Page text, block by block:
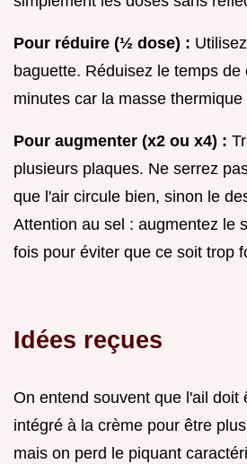
Pour réduire (½ dose) :
baguette. Réduisez le temps de
minutes car la masse
Pour augmenter (x2 ou x4) :
plusieurs plaques. Ne serrez
que l'air circule bien, sinon le
Attention au sel : augmentez le
fois pour éviter que ce soit trop
Idées reçues
On entend souvent que l'ail doit
intégré à la crème pour être
mais on perd le piquant